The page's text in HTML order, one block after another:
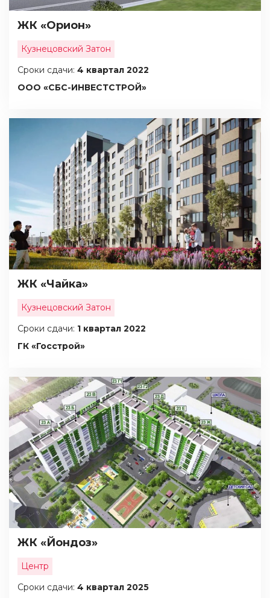
ЖК «Орион»
Кузнецовский Затон
Сроки сдачи: 4 квартал 2022
ООО «СБС-ИНВЕСТСТРОЙ»
ЖК «Чайка»
Кузнецовский Затон
Сроки сдачи: 1 квартал 2022
ГК «Госстрой»
ЖК «Йондоз»
Центр
Сроки сдачи: 4 квартал 2025